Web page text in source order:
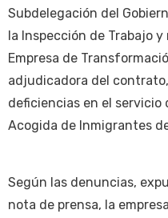
Subdelegación del
la Inspección de Trabajo
Empresa de
adjudicadora del
deficiencias en el servicio
Acogida de Inmigrantes
Según las denuncias,
nota de prensa, la